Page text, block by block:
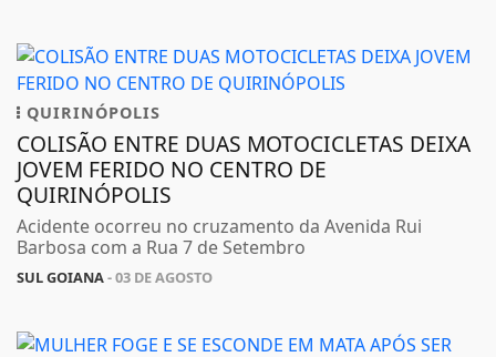
QUIRINÓPOLIS
COLISÃO ENTRE DUAS MOTOCICLETAS DEIXA
JOVEM FERIDO NO CENTRO DE
QUIRINÓPOLIS
Acidente ocorreu no cruzamento da Avenida Rui
Barbosa com a Rua 7 de Setembro
SUL GOIANA- 03 DE AGOSTO